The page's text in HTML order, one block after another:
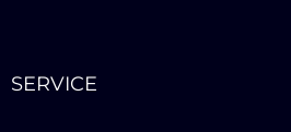
SERVICE